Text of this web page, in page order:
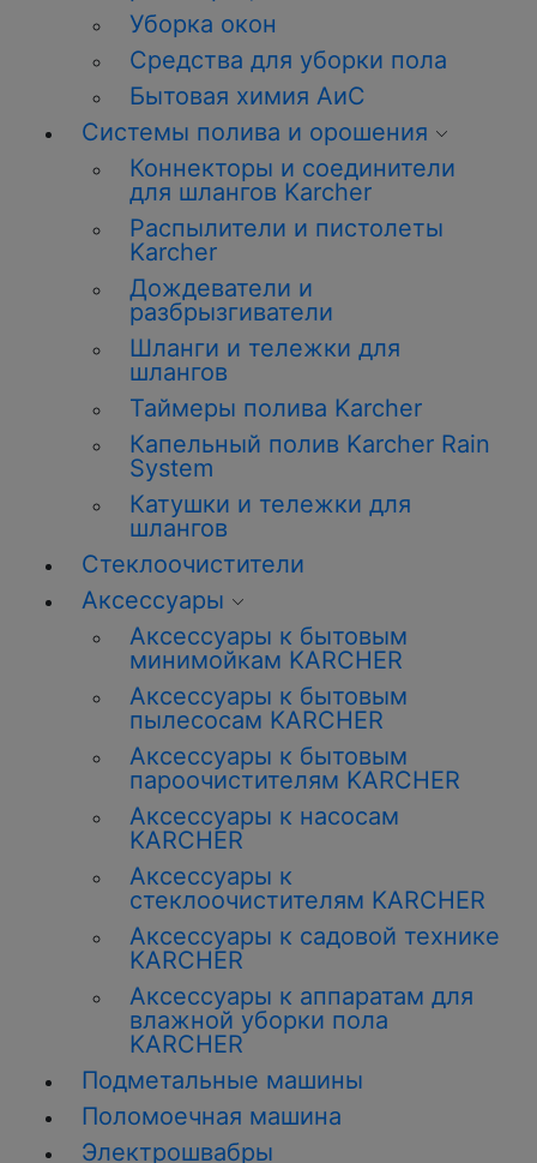
Уборка окон
Средства для уборки пола
Бытовая химия АиС
Системы полива и орошения
Коннекторы и соединители
для шлангов Karcher
Распылители и пистолеты
Karcher
Дождеватели и
разбрызгиватели
Шланги и тележки для
шлангов
Таймеры полива Karcher
Капельный полив Karcher Rain
System
Катушки и тележки для
шлангов
Стеклоочистители
Аксессуары
Аксессуары к бытовым
минимойкам KARCHER
Аксессуары к бытовым
пылесосам KARCHER
Аксессуары к бытовым
пароочистителям KARCHER
Аксессуары к насосам
KARCHER
Аксессуары к
стеклоочистителям KARCHER
Аксессуары к садовой технике
KARCHER
Аксессуары к аппаратам для
влажной уборки пола
KARCHER
Подметальные машины
Поломоечная машина
Электрошвабры